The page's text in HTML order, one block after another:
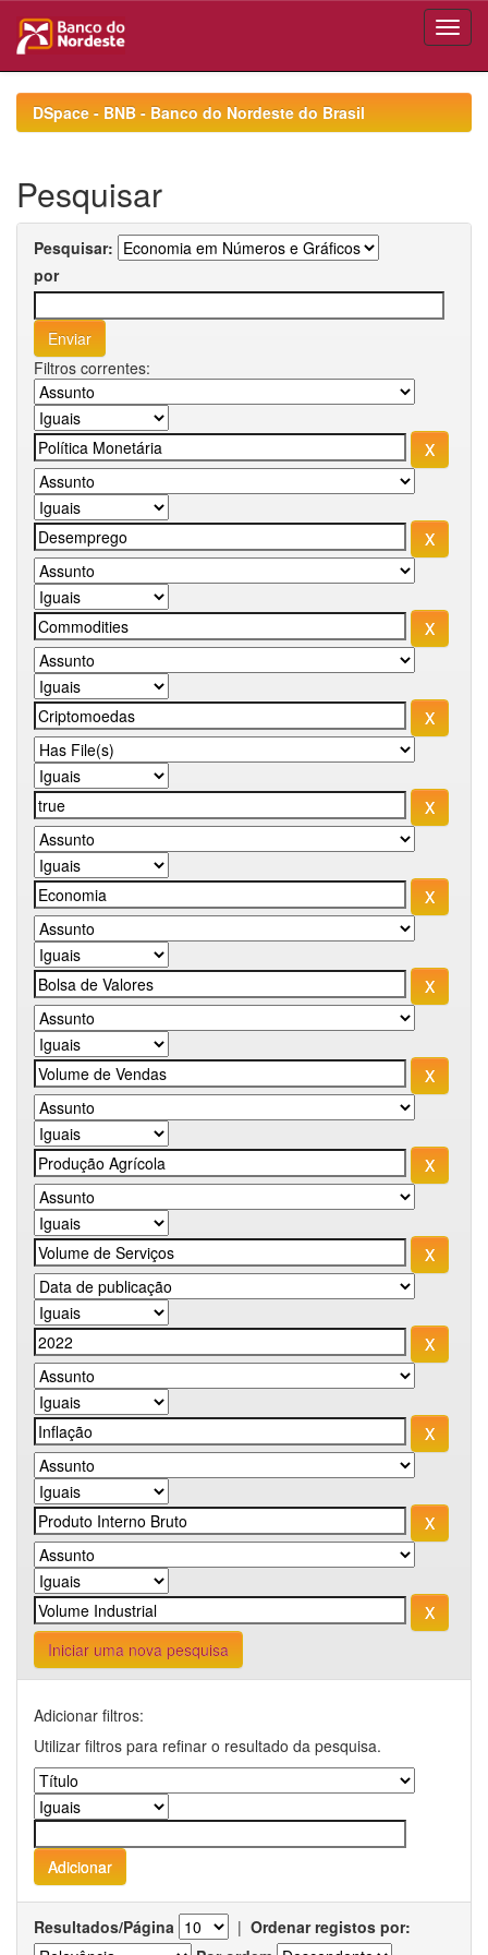
navigationDSpace - BNB - Banco do Nordeste do Brasil
Pesquisar
Pesquisar:
por
Filtros correntes:
Iniciar uma nova pesquisa
Adicionar filtros:
Utilizar filtros para refinar o resultado da pesquisa.
Resultados/Página | Ordenar registos por: